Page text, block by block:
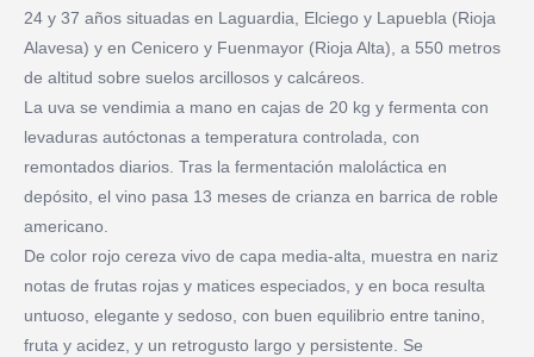
24 y 37 años situadas en Laguardia, Elciego y Lapuebla (Rioja
Alavesa) y en Cenicero y Fuenmayor (Rioja Alta), a 550 metros
de altitud sobre suelos arcillosos y calcáreos.
La uva se vendimia a mano en cajas de 20 kg y fermenta con
levaduras autóctonas a temperatura controlada, con
remontados diarios. Tras la fermentación maloláctica en
depósito, el vino pasa 13 meses de crianza en barrica de roble
americano.
De color rojo cereza vivo de capa media-alta, muestra en nariz
notas de frutas rojas y matices especiados, y en boca resulta
untuoso, elegante y sedoso, con buen equilibrio entre tanino,
fruta y acidez, y un retrogusto largo y persistente. Se